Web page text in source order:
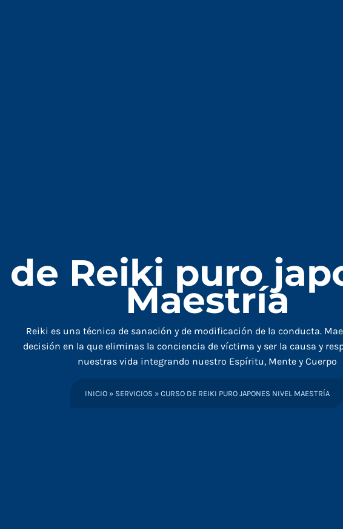
de Reiki puro
Maestría
Reiki es una técnica de sanación y de modificación de la conducta.
decisión en la que eliminas la conciencia de víctima y ser la causa y
nuestras vida integrando nuestro Espíritu, Mente y Cuerpo
INICIO » SERVICIOS » CURSO DE REIKI PURO JAPONES NIVEL MAESTRÍA